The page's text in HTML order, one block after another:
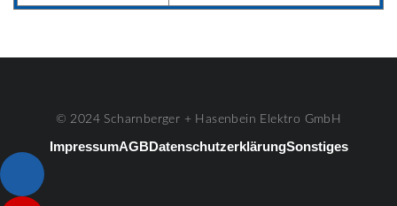
© 2024 Scharnberger + Hasenbein Elektro GmbH
ImpressumAGBDatenschutzerklärungSonstiges